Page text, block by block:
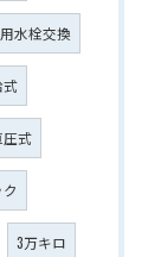
水栓交換
式
圧式
3万キロ